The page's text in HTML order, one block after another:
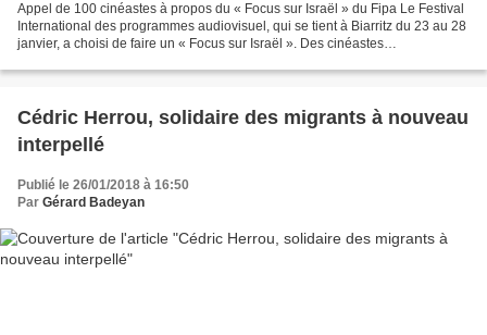
Appel de 100 cinéastes à propos du « Focus sur Israël » du Fipa Le Festival
International des programmes audiovisuel, qui se tient à Biarritz du 23 au 28
janvier, a choisi de faire un « Focus sur Israël ». Des cinéastes
Cédric Herrou, solidaire des migrants à nouveau
interpellé
Publié le 26/01/2018 à 16:50
Par Gérard Badeyan